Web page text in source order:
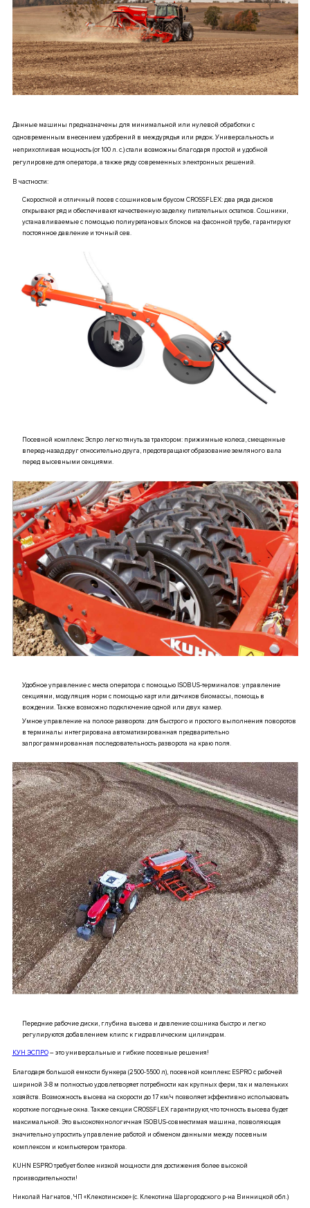
Данные машины предназначены для минимальной или нулевой обработки с
одновременным внесением удобрений в междурядья или рядок. Универсальность и
неприхотливая мощность (от 100 л. с.) стали возможны благодаря простой и удобной
регулировке для оператора, а также ряду современных электронных решений.
В частности:
Скоростной и отличный посев с сошниковым брусом CROSSFLEX: два ряда дисков
открывают ряд и обеспечивают качественную заделку питательных остатков. Сошники,
устанавливаемые с помощью полиуретановых блоков на фасонной трубе, гарантируют
постоянное давление и точный сев.
Посевной комплекс Эспро легко тянуть за трактором: прижимные колеса, смещенные
вперед-назад друг относительно друга, предотвращают образование земляного вала
перед высевными секциями.
Удобное управление с места оператора с помощью ISOBUS-терминалов: управление
секциями, модуляция норм с помощью карт или датчиков биомассы, помощь в
вождении. Также возможно подключение одной или двух камер.
Умное управление на полосе разворота: для быстрого и простого выполнения поворотов
в терминалы интегрирована автоматизированная предварительно
запрограммированная последовательность разворота на краю поля.
Передние рабочие диски, глубина высева и давление сошника быстро и легко
регулируются добавлением клипс к гидравлическим цилиндрам.
КУН ЭСПРО– это универсальные и гибкие посевные решения!
Благодаря большой емкости бункера (2500-5500 л), посевной комплекс ESPRO с рабочей
шириной 3-8 м полностью удовлетворяет потребности как крупных ферм, так и маленьких
хозяйств. Возможность высева на скорости до 17 км/ч позволяет эффективно использовать
короткие погодные окна. Также секции CROSSFLEX гарантируют, что точность высева будет
максимальной. Это высокотехнологичная ISOBUS-совместимая машина, позволяющая
значительно упростить управление работой и обменом данными между посевным
комплексом и компьютером трактора.
KUHN ESPROтребует более низкой мощности для достижения более высокой
производительности!
Николай Нагнатов, ЧП «Клекотинское» (с. Клекотина Шаргородского р-на Винницкой обл.)